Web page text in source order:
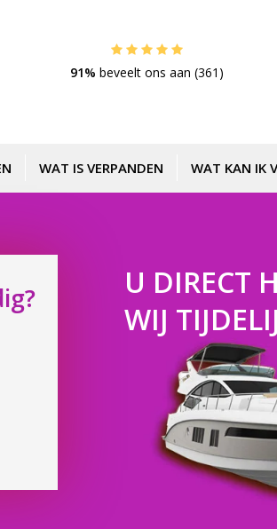
91% beveelt ons aan (361)
WAT IS VERPANDEN WAT KAN IK
U DIRECT
WIJ